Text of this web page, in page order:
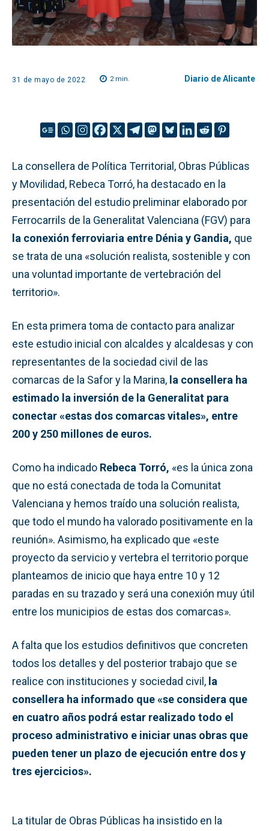
31 de mayo de 2022 2min. Diario de Alicante
La consellera de Política Territorial, Obras Públicas
y Movilidad, Rebeca Torró, ha destacado en la
presentación del estudio preliminar elaborado por
Ferrocarrils de la Generalitat Valenciana (FGV) para
la conexión ferroviaria entre Dénia y Gandia, que
se trata de una «solución realista, sostenible y con
una voluntad importante de vertebración del
territorio».
En esta primera toma de contacto para analizar
este estudio inicial con alcaldes y alcaldesas y con
representantes de la sociedad civil de las
comarcas de la Safor y la Marina, la consellera ha
estimado la inversión de la Generalitat para
conectar «estas dos comarcas vitales», entre
200 y 250 millones de euros.
Como ha indicado Rebeca Torró, «es la única zona
que no está conectada de toda la Comunitat
Valenciana y hemos traído una solución realista,
que todo el mundo ha valorado positivamente en la
reunión». Asimismo, ha explicado que «este
proyecto da servicio y vertebra el territorio porque
planteamos de inicio que haya entre 10 y 12
paradas en su trazado y será una conexión muy útil
entre los municipios de estas dos comarcas».
A falta que los estudios definitivos que concreten
todos los detalles y del posterior trabajo que se
realice con instituciones y sociedad civil, la
consellera ha informado que «se considera que
en cuatro años podrá estar realizado todo el
proceso administrativo e iniciar unas obras que
pueden tener un plazo de ejecución entre dos y
tres ejercicios».
La titular de Obras Públicas ha insistido en la